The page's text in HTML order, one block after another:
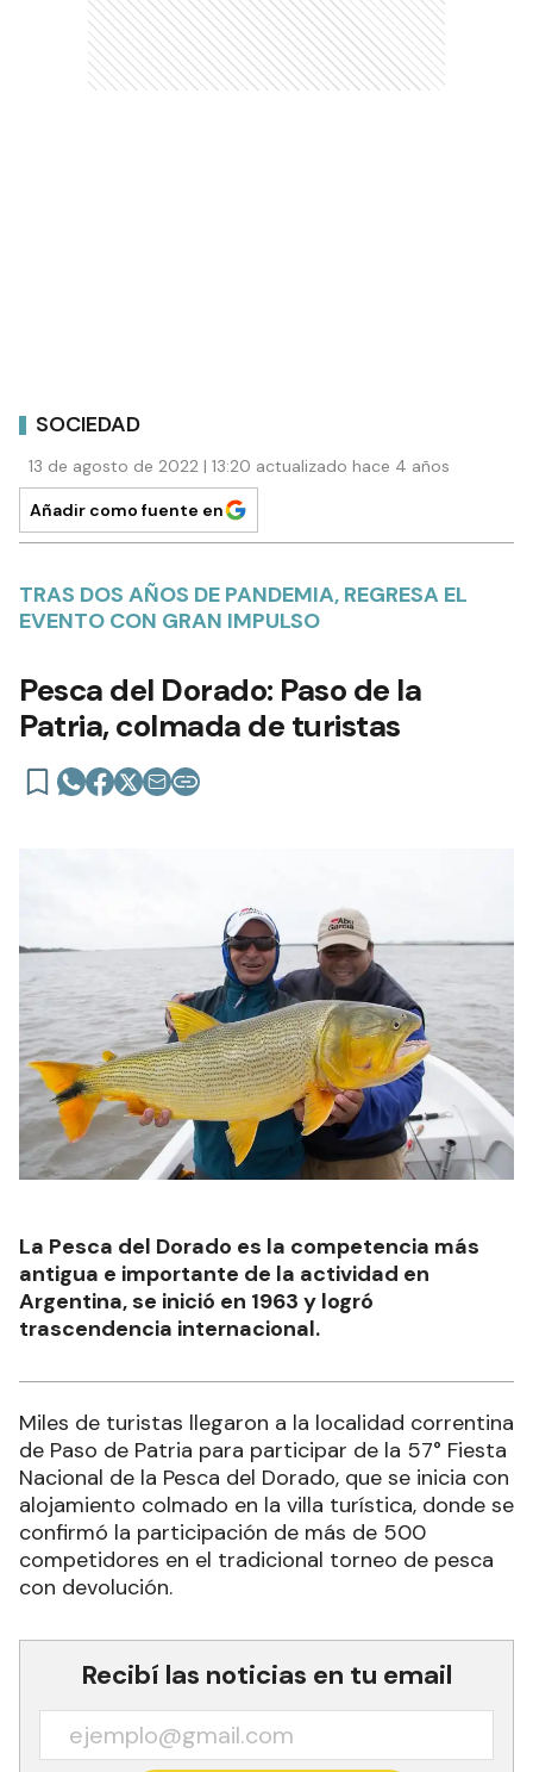
SOCIEDAD
13 de agosto de 2022 | 13:20 actualizado hace 4 años
Añadir como fuente en
TRAS DOS AÑOS DE PANDEMIA, REGRESA EL
EVENTO CON GRAN IMPULSO
Pesca del Dorado: Paso de la
Patria, colmada de turistas
La Pesca del Dorado es la competencia más
antigua e importante de la actividad en
Argentina, se inició en 1963 y logró
trascendencia internacional.
Miles de turistas llegaron a la localidad correntina
de Paso de Patria para participar de la 57° Fiesta
Nacional de la Pesca del Dorado, que se inicia con
alojamiento colmado en la villa turística, donde se
confirmó la participación de más de 500
competidores en el tradicional torneo de pesca
con devolución.
Recibí las noticias en tu email